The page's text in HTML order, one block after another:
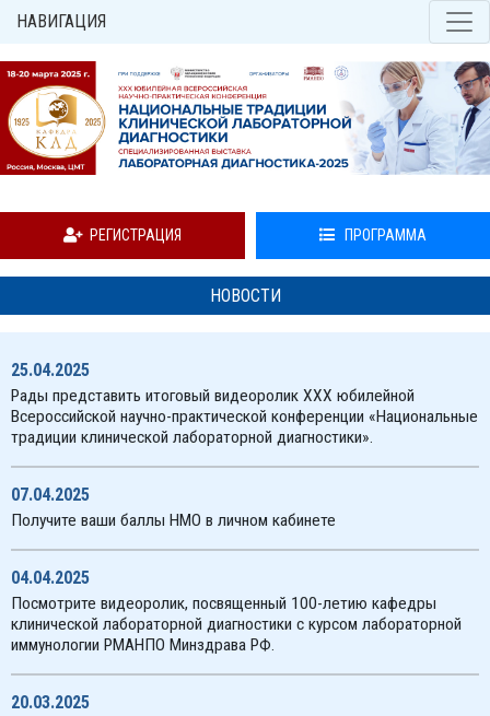
НАВИГАЦИЯ
РЕГИСТРАЦИЯ ПРОГРАММА
НОВОСТИ
25.04.2025
Рады представить итоговый видеоролик XXX юбилейной
Всероссийской научно-практической конференции «Национальные
традиции клинической лабораторной диагностики».
07.04.2025
Получите ваши баллы НМО в личном кабинете
04.04.2025
Посмотрите видеоролик, посвященный 100-летию кафедры
клинической лабораторной диагностики с курсом лабораторной
иммунологии РМАНПО Минздрава РФ.
20.03.2025